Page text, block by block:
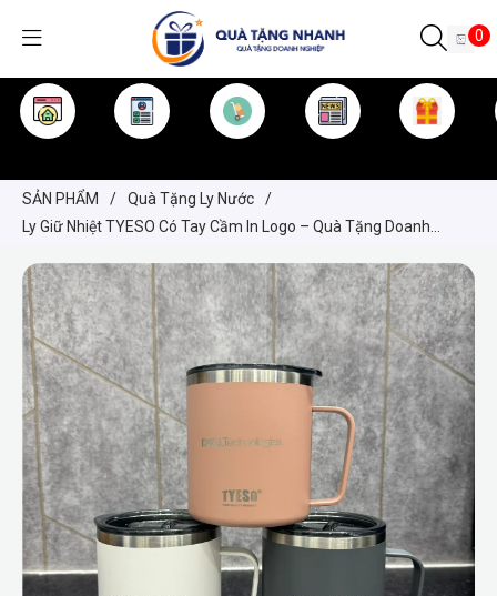
0
SẢN PHẨM / Quà Tặng Ly Nước
/
Ly Giữ Nhiệt TYESO Có Tay Cầm In Logo – Quà Tặng Doanh